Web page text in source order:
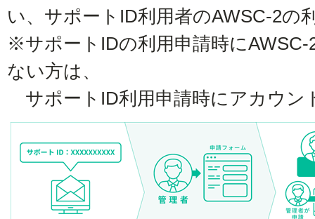
い、サポートID利用者のAWSC-2の
※サポートIDの利用申請時に
ない方は、
サポートID利用申請時にアカウン